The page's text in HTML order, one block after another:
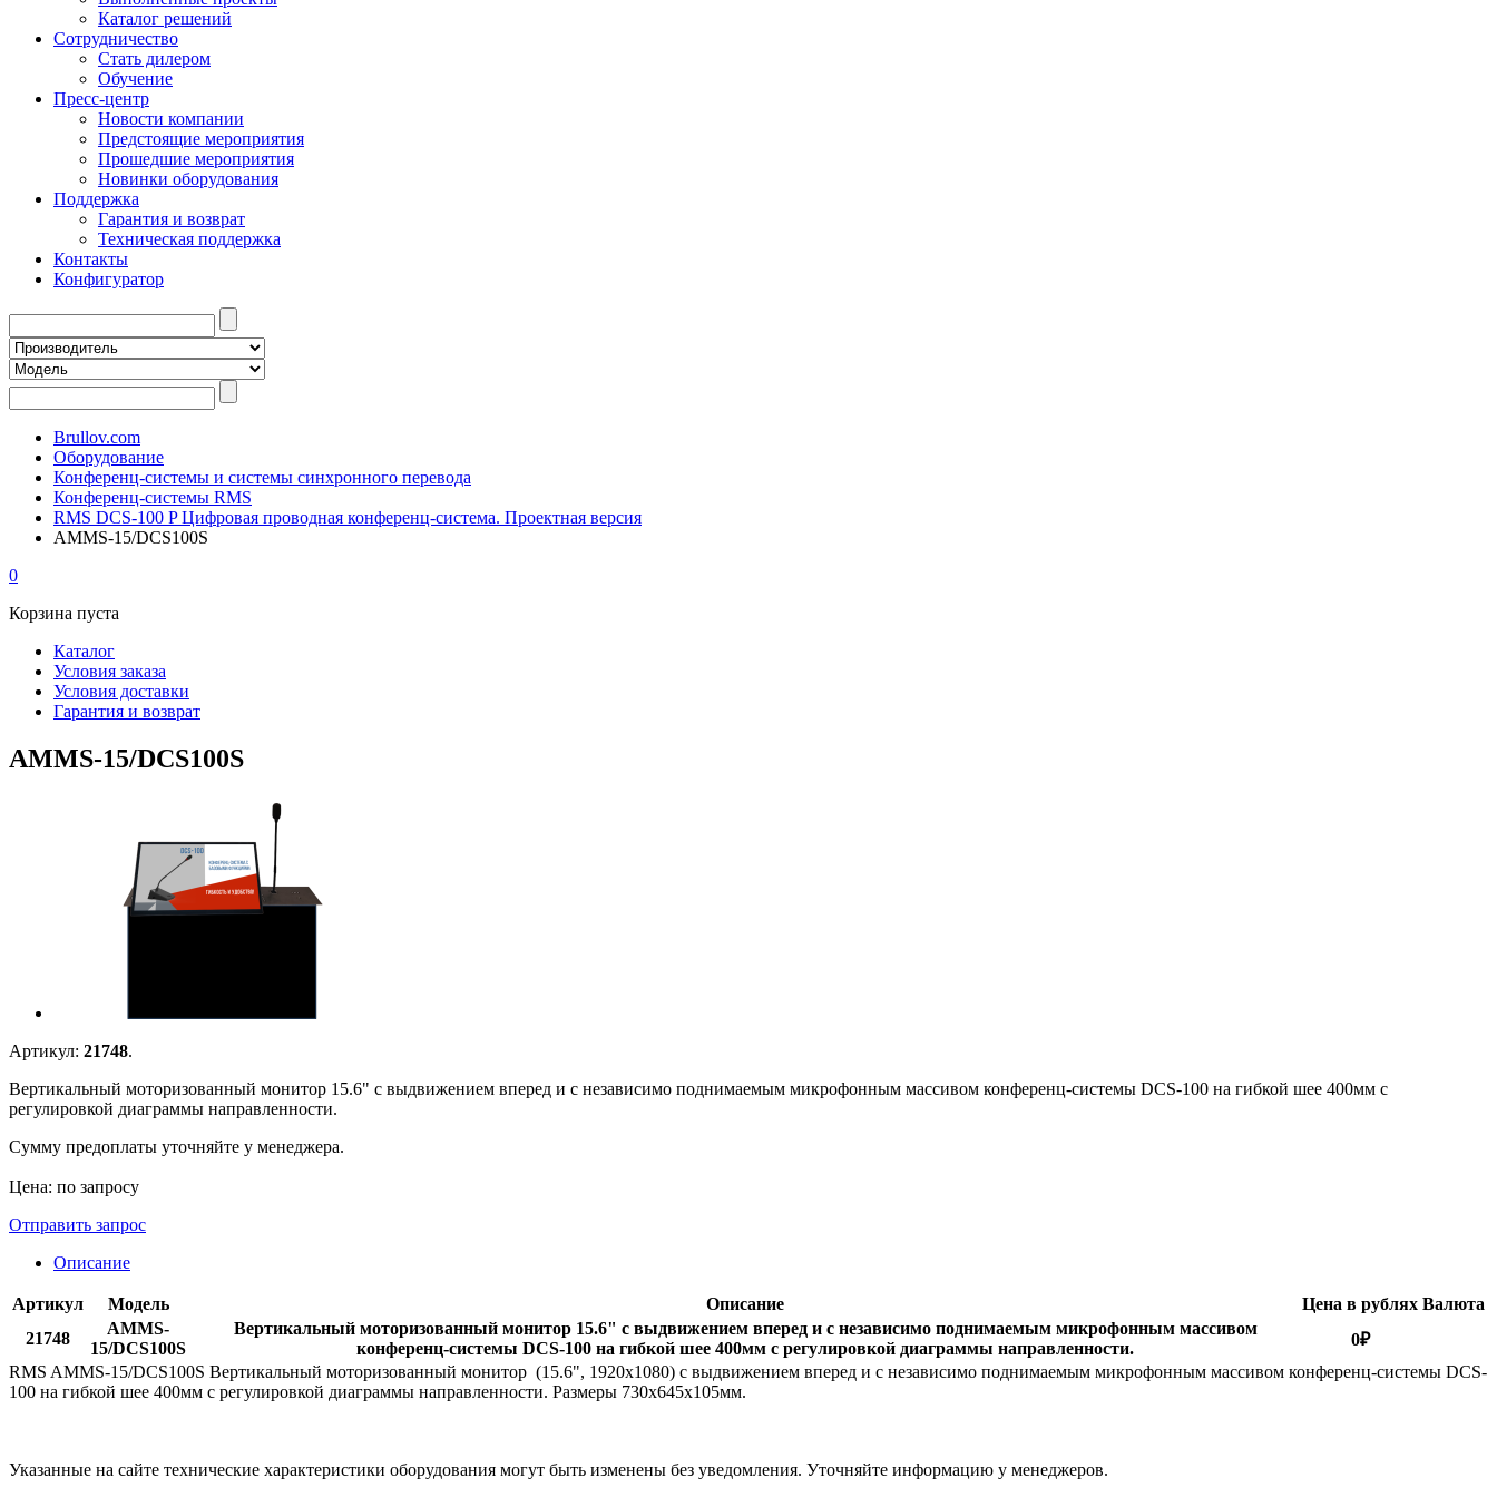
Каталог решений
Сотрудничество
Стать дилером
Обучение
Пресс-центр
Новости компании
Предстоящие мероприятия
Прошедшие мероприятия
Новинки оборудования
Поддержка
Гарантия и возврат
Техническая поддержка
Контакты
Конфигуратор
Brullov.com
Оборудование
Конференц-системы и системы синхронного перевода
Конференц-системы RMS
RMS DCS-100 P Цифровая проводная конференц-система. Проектная версия
AMMS-15/DCS100S
0
Корзина пуста
Каталог
Условия заказа
Условия доставки
Гарантия и возврат
AMMS-15/DCS100S
Артикул: 21748.
Вертикальный моторизованный монитор 15.6" с выдвижением вперед и с независимо поднимаемым микрофонным массивом конференц-системы DCS-100 на гибкой шее 400мм с
регулировкой диаграммы направленности.
Сумму предоплаты уточняйте у менеджера.
Цена: по запросу
Отправить запрос
Описание
Артикул Модель Описание Цена в рублях Валюта
21748
AMMS-
15/DCS100S
Вертикальный моторизованный монитор 15.6" с выдвижением вперед и с независимо поднимаемым микрофонным массивом
конференц-системы DCS-100 на гибкой шее 400мм с регулировкой диаграммы направленности.
0₽
RMS AMMS-15/DCS100S Вертикальный моторизованный монитор (15.6", 1920х1080) с выдвижением вперед и с независимо поднимаемым микрофонным массивом конференц-системы DCS-
100 на гибкой шее 400мм с регулировкой диаграммы направленности. Размеры 730х645х105мм.
Указанные на сайте технические характеристики оборудования могут быть изменены без уведомления. Уточняйте информацию у менеджеров.